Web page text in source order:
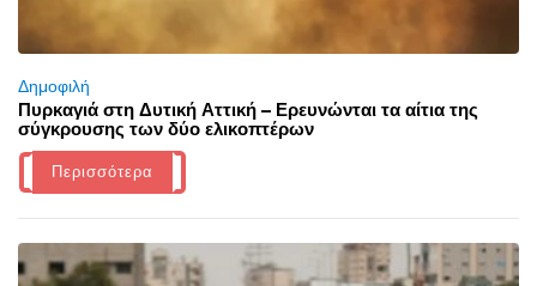
Δημοφιλή
Πυρκαγιά στη Δυτική Αττική – Ερευνώνται τα αίτια της
σύγκρουσης των δύο ελικοπτέρων
Περισσότερα